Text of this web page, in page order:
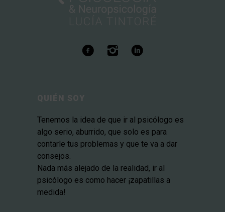
QUIÉN SOY
Tenemos la idea de que ir al psicólogo es
algo serio, aburrido, que solo es para
contarle tus problemas y que te va a dar
consejos.
Nada más alejado de la realidad, ir al
psicólogo es como hacer ¡zapatillas a
medida!